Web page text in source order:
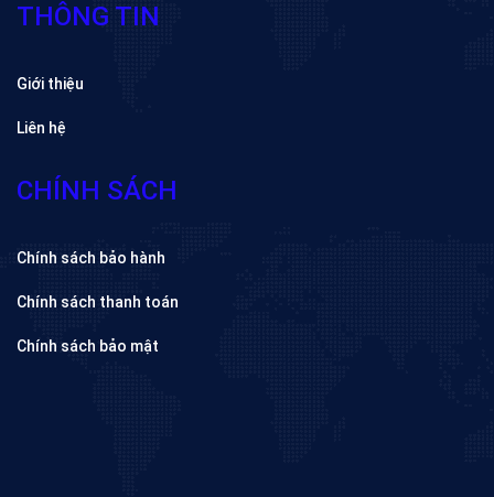
THÔNG TIN
Giới thiệu
Liên hệ
CHÍNH SÁCH
Chính sách bảo hành
Chính sách thanh toán
Chính sách bảo mật